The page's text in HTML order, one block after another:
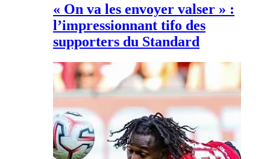
« On va les envoyer valser » :
l’impressionnant tifo des
supporters du Standard